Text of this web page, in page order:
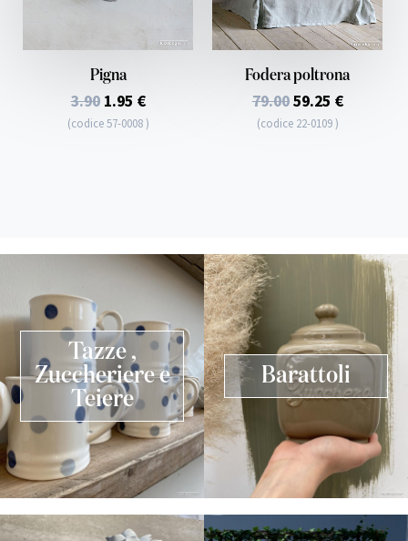
Pigna
3.901.95 €
(codice 57-0008 )
Fodera poltrona
79.0059.25 €
(codice 22-0109 )
Tazze ,
Zuccheriere e
Teiere
Barattoli